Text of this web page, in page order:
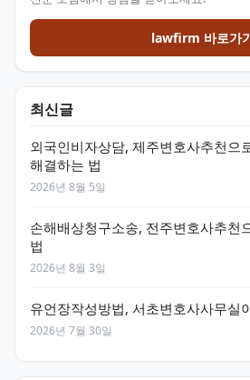
lawfirm 바로가
최신글
외국인비자상담, 제주변호사추천으
해결하는 법
2026년 8월 5일
손해배상청구소송, 전주변호사추천
법
2026년 8월 3일
유언장작성방법, 서초변호사사무실
2026년 7월 30일